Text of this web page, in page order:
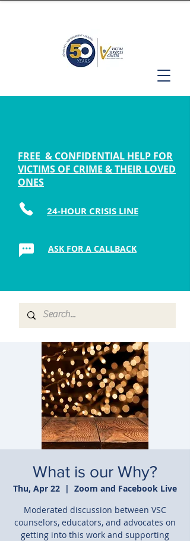
FREE & CONFIDENTIAL HELP FOR
VICTIMS OF CRIME & THEIR LOVED
ONES
24-HOUR CRISIS LINE
ASK FOR A CALLBACK
What is our Why?
Thu, Apr 22
  |
Zoom and Facebook Live
Moderated discussion between VSC
counselors, educators, and advocates on
getting into this work and supporting